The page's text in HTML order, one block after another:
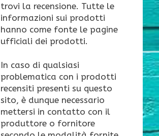
trovi la recensione. Tutte le
informazioni sui prodotti
hanno come fonte le pagine
ufficiali dei prodotti.
In caso di qualsiasi
problematica con i prodotti
recensiti presenti su questo
sito, è dunque necessario
mettersi in contatto con il
produttore o fornitore